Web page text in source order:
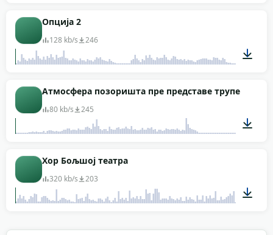
Опција 2
128 kb/s 246
00:16
Атмосфера позоришта пре представе трупе
80 kb/s 245
Хор Бољшој театра
320 kb/s 203